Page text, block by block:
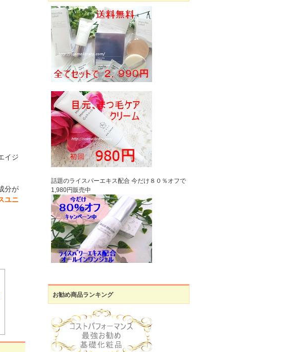
イジ
分が
ユニ
話題のライスパーエキス配合 今だけ８０％オフで
1,980円販売中
お勧め商品ランキング